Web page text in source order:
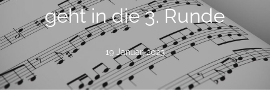
geht in die 3. Runde
19 Januar, 2023